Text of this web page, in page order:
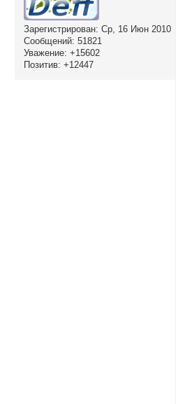
Зарегистрирован: Ср, 16 Июн 2010
Сообщений: 51821
Уважение: +15602
Позитив: +12447